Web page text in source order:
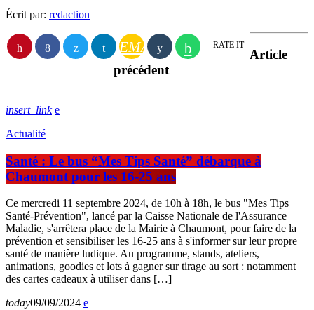
Écrit par: redaction
EMAIL RATE IT
Article
précédent
insert_link
Actualité
Santé : Le bus “Mes Tips Santé” débarque à
Chaumont pour les 16-25 ans
Ce mercredi 11 septembre 2024, de 10h à 18h, le bus "Mes Tips
Santé-Prévention", lancé par la Caisse Nationale de l'Assurance
Maladie, s'arrêtera place de la Mairie à Chaumont, pour faire de la
prévention et sensibiliser les 16-25 ans à s'informer sur leur propre
santé de manière ludique. Au programme, stands, ateliers,
animations, goodies et lots à gagner sur tirage au sort : notamment
des cartes cadeaux à utiliser dans […]
today09/09/2024